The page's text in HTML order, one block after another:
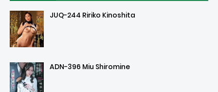
JUQ-244 Ririko Kinoshita
ADN-396 Miu Shiromine